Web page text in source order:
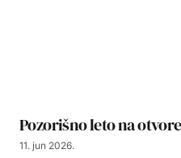
Pozorišno leto na
11. jun 2026.